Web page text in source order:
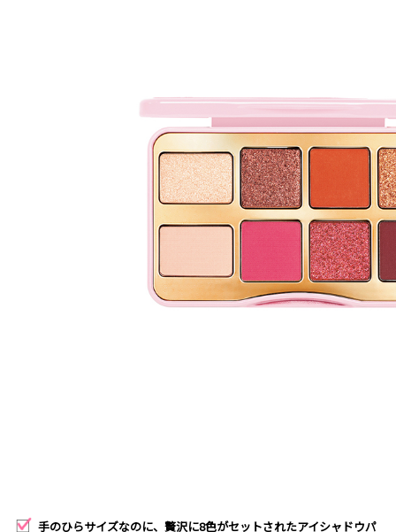
手のひらサイズなのに、贅沢に8色がセットされたアイシャドウパ